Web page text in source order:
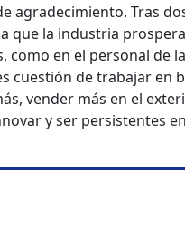
agradecimiento. Tras
que la industria
como en el personal de
cuestión de trabajar en
vender más en el
y ser persistentes